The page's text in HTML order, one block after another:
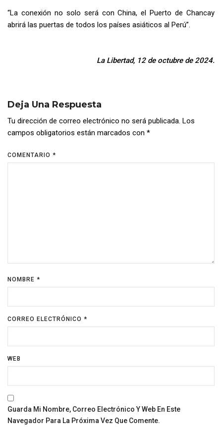
“La conexión no solo será con China, el Puerto de Chancay
abrirá las puertas de todos los países asiáticos al Perú”.
La Libertad, 12 de octubre de 2024.
Deja Una Respuesta
Tu dirección de correo electrónico no será publicada. Los
campos obligatorios están marcados con *
COMENTARIO *
NOMBRE *
CORREO ELECTRÓNICO *
WEB
Guarda Mi Nombre, Correo Electrónico Y Web En Este
Navegador Para La Próxima Vez Que Comente.